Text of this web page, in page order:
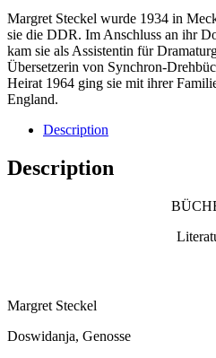
Margret Steckel wurde 1934 in
sie die DDR. Im Anschluss an ihr
kam sie als Assistentin für
Übersetzerin von Synchron-
Heirat 1964 ging sie mit ihrer
England.
Description
Description
Margret Steckel
Doswidanja, Genosse